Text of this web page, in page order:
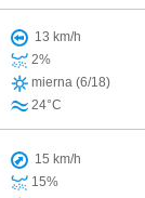
13 km/h
2%
mierna (6/18)
24°C
15 km/h
15%